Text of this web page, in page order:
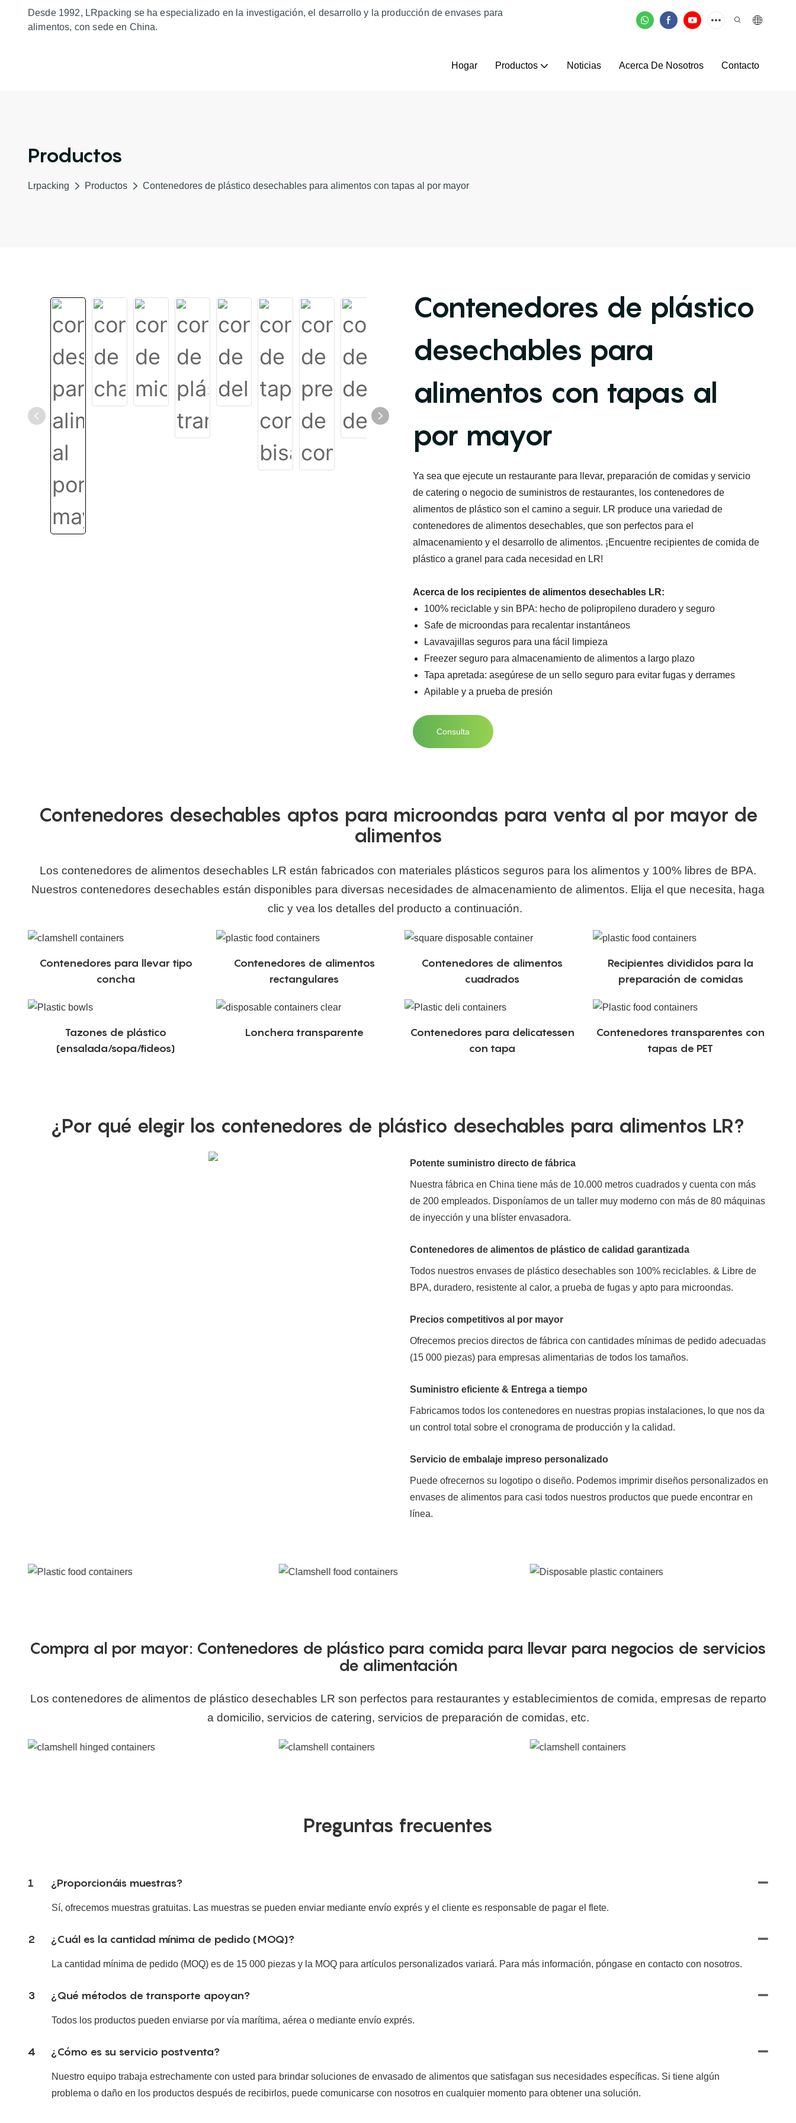
Desde 1992, LRpacking se ha especializado en la investigación, el desarrollo y la producción de envases para
alimentos, con sede en China.
Hogar Productos Noticias Acerca De Nosotros Contacto
Productos
Lrpacking Productos Contenedores de plástico desechables para alimentos con tapas al por mayor
Contenedores de plástico
desechables para
alimentos con tapas al
por mayor
Ya sea que ejecute un restaurante para llevar, preparación de comidas y servicio
de catering o negocio de suministros de restaurantes, los contenedores de
alimentos de plástico son el camino a seguir. LR produce una variedad de
contenedores de alimentos desechables, que son perfectos para el
almacenamiento y el desarrollo de alimentos. ¡Encuentre recipientes de comida de
plástico a granel para cada necesidad en LR!
Acerca de los recipientes de alimentos desechables LR:
100% reciclable y sin BPA: hecho de polipropileno duradero y seguro
Safe de microondas para recalentar instantáneos
Lavavajillas seguros para una fácil limpieza
Freezer seguro para almacenamiento de alimentos a largo plazo
Tapa apretada: asegúrese de un sello seguro para evitar fugas y derrames
Apilable y a prueba de presión
Consulta
Contenedores desechables aptos para microondas para venta al por mayor de
alimentos
Los contenedores de alimentos desechables LR están fabricados con materiales plásticos seguros para los alimentos y 100% libres de BPA.
Nuestros contenedores desechables están disponibles para diversas necesidades de almacenamiento de alimentos. Elija el que necesita, haga
clic y vea los detalles del producto a continuación.
Contenedores para llevar tipo
concha
Contenedores de alimentos
rectangulares
Contenedores de alimentos
cuadrados
Recipientes divididos para la
preparación de comidas
Tazones de plástico
(ensalada/sopa/fideos)
Lonchera transparente
Contenedores para delicatessen
con tapa
Contenedores transparentes con
tapas de PET
¿Por qué elegir los contenedores de plástico desechables para alimentos LR?
Potente suministro directo de fábrica
Nuestra fábrica en China tiene más de 10.000 metros cuadrados y cuenta con más
de 200 empleados. Disponíamos de un taller muy moderno con más de 80 máquinas
de inyección y una blíster envasadora.
Contenedores de alimentos de plástico de calidad garantizada
Todos nuestros envases de plástico desechables son 100% reciclables. & Libre de
BPA, duradero, resistente al calor, a prueba de fugas y apto para microondas.
Precios competitivos al por mayor
Ofrecemos precios directos de fábrica con cantidades mínimas de pedido adecuadas
(15 000 piezas) para empresas alimentarias de todos los tamaños.
Suministro eficiente & Entrega a tiempo
Fabricamos todos los contenedores en nuestras propias instalaciones, lo que nos da
un control total sobre el cronograma de producción y la calidad.
Servicio de embalaje impreso personalizado
Puede ofrecernos su logotipo o diseño. Podemos imprimir diseños personalizados en
envases de alimentos para casi todos nuestros productos que puede encontrar en
línea.
Compra al por mayor: Contenedores de plástico para comida para llevar para negocios de servicios
de alimentación
Los contenedores de alimentos de plástico desechables LR son perfectos para restaurantes y establecimientos de comida, empresas de reparto
a domicilio, servicios de catering, servicios de preparación de comidas, etc.
Preguntas frecuentes
1 ¿Proporcionáis muestras?
Sí, ofrecemos muestras gratuitas. Las muestras se pueden enviar mediante envío exprés y el cliente es responsable de pagar el flete.
2 ¿Cuál es la cantidad mínima de pedido (MOQ)?
La cantidad mínima de pedido (MOQ) es de 15 000 piezas y la MOQ para artículos personalizados variará. Para más información, póngase en contacto con nosotros.
3 ¿Qué métodos de transporte apoyan?
Todos los productos pueden enviarse por vía marítima, aérea o mediante envío exprés.
4 ¿Cómo es su servicio postventa?
Nuestro equipo trabaja estrechamente con usted para brindar soluciones de envasado de alimentos que satisfagan sus necesidades específicas. Si tiene algún
problema o daño en los productos después de recibirlos, puede comunicarse con nosotros en cualquier momento para obtener una solución.